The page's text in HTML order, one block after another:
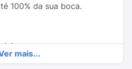
100% da sua boca.
mais...